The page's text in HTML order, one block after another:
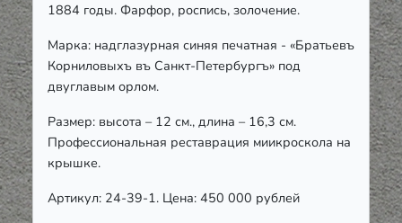
1884 годы. Фарфор, роспись, золочение.
Марка: надглазурная синяя печатная - «Братьевъ
Корниловыхъ въ Санкт-Петербургъ» под
двуглавым орлом.
Размер: высота – 12 см., длина – 16,3 см.
Профессиональная реставрация миикроскола на
крышке.
Артикул: 24-39-1. Цена: 450 000 рублей